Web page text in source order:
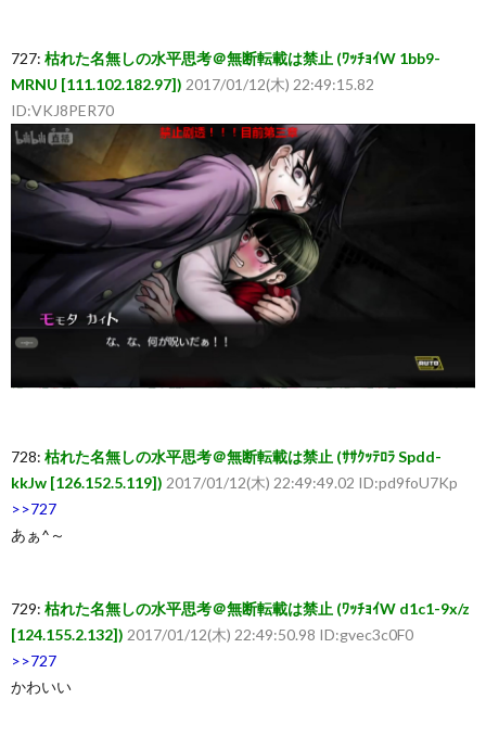
727: 枯れた名無しの水平思考＠無断転載は禁止 (ﾜｯﾁｮｲW 1bb9-
MRNU [111.102.182.97]) 2017/01/12(木) 22:49:15.82
ID:VKJ8PER70
728: 枯れた名無しの水平思考＠無断転載は禁止 (ｻｻｸｯﾃﾛﾗ Spdd-
kkJw [126.152.5.119]) 2017/01/12(木) 22:49:49.02 ID:pd9foU7Kp
>>727
あぁ^～
729: 枯れた名無しの水平思考＠無断転載は禁止 (ﾜｯﾁｮｲW d1c1-9x/z
[124.155.2.132]) 2017/01/12(木) 22:49:50.98 ID:gvec3c0F0
>>727
かわいい